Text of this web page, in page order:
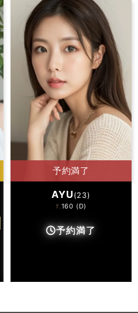
予約満了
AYU (23)
T.160 (D)
予約満了